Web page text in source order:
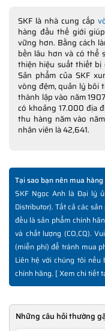
SKF là nhà cung cấp
hàng đầu thế giới
vững hơn. Bằng cách
bền lâu hơn và có thể
thiện hiệu suất thiết bị
Sản phẩm của SKF
vòng đệm, quản lý bôi
thành lập vào năm
có khoảng 17.000 địa
thu hàng năm vào
nhân viên là 42,641.
Tại sao bạn nên mua hàng
SKF Ngọc Anh là Đại lý
Distributor). Tất cả các
đều là sản phẩm chính
và chất lượng (CO,CQ).
(miễn phí) để tránh mua
Liên hệ với chúng tôi
chính hãng. [Xem chi tiết
Những câu hỏi thường